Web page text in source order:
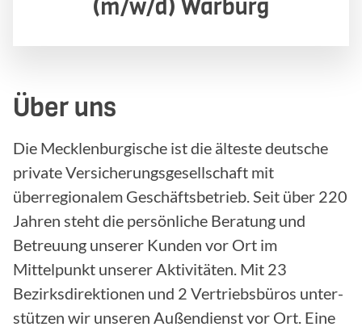
(m/w/d) Warburg
Über uns
Die Mecklenburgische ist die älteste deutsche
private Versicherungs­gesellschaft mit
überregionalem Geschäftsbetrieb. Seit über 220
Jahren steht die persönliche Beratung und
Betreuung unserer Kunden vor Ort im
Mittelpunkt unserer Aktivitäten. Mit 23
Bezirksdirektionen und 2 Vertriebsbüros unter­
stützen wir unseren Außendienst vor Ort. Eine